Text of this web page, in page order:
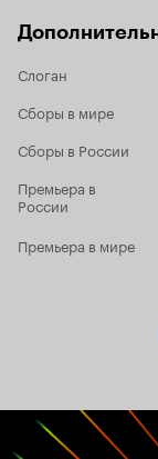
отметить, что
визуализация
нерадивый
бомжеватого
разговоре с
сексуальный
которую теперь
довольно
друга, и у
от того, что
придумано и
взгляд,
рассказано,
Слоган
Сборы в мире
Сборы в России
Премьера в
России
Премьера в мире